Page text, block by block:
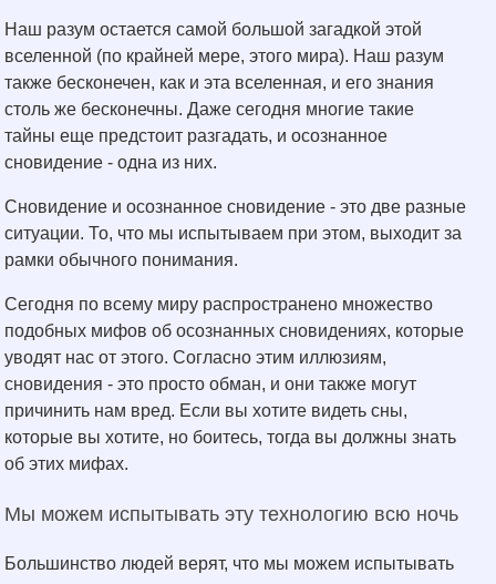
Наш разум остается самой большой загадкой этой
вселенной (по крайней мере, этого мира). Наш разум
также бесконечен, как и эта вселенная, и его знания
столь же бесконечны. Даже сегодня многие такие
тайны еще предстоит разгадать, и осознанное
сновидение - одна из них.
Сновидение и осознанное сновидение - это две разные
ситуации. То, что мы испытываем при этом, выходит за
рамки обычного понимания.
Сегодня по всему миру распространено множество
подобных мифов об осознанных сновидениях, которые
уводят нас от этого. Согласно этим иллюзиям,
сновидения - это просто обман, и они также могут
причинить нам вред. Если вы хотите видеть сны,
которые вы хотите, но боитесь, тогда вы должны знать
об этих мифах.
Мы можем испытывать эту технологию всю ночь
Большинство людей верят, что мы можем испытывать